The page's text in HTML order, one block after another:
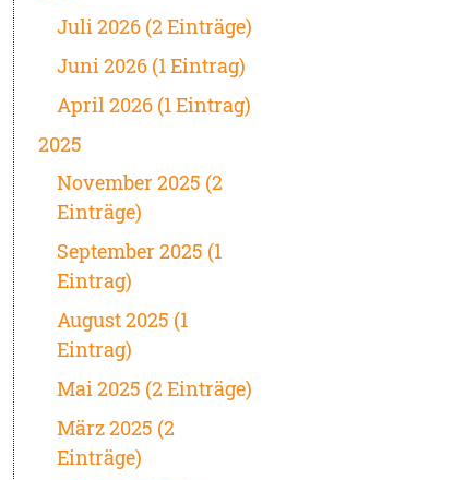
Juli 2026 (2 Einträge)
Juni 2026 (1 Eintrag)
April 2026 (1 Eintrag)
2025
November 2025 (2
Einträge)
September 2025 (1
Eintrag)
August 2025 (1
Eintrag)
Mai 2025 (2 Einträge)
März 2025 (2
Einträge)